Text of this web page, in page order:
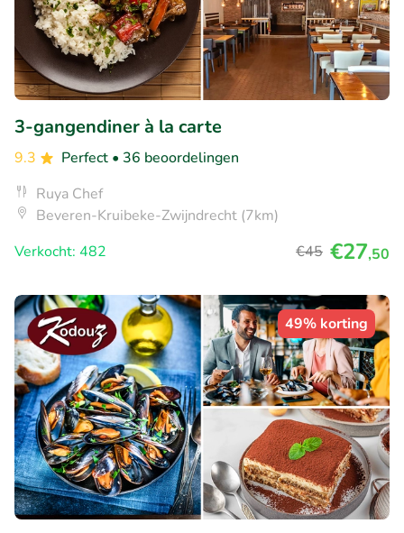
3-gangendiner à la carte
9.3 Perfect • 36 beoordelingen
Ruya Chef
Beveren-Kruibeke-Zwijndrecht (7km)
Verkocht: 482
€45 €27,50
49% korting